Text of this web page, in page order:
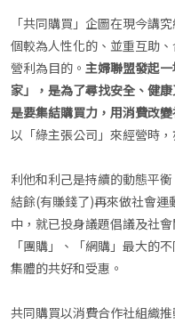
「共同購買」企圖在現今講
個較為人性化的、並重互助
營利為目的。 主婦聯盟發起
家」，是為了尋找安全、健
是要集結購買力，用消費改變
以「綠主張公司」來經營時
利他和利己是持續的動態平
結餘(有賺錢了)再來做社會運
中，就已投身議題倡議及社
「團購」、「網購」最大的
集體的共好和受惠。
共同購買以消費合作社組織